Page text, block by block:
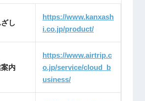
し
https://www.kanxash
i.co.jp/product/
内
https://www.airtrip.c
o.jp/service/cloud_b
usiness/